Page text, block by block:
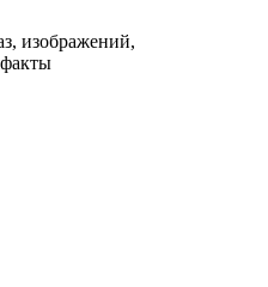
изображений,